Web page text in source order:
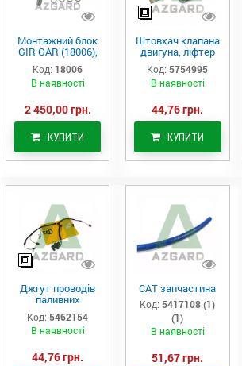
Монтажний блок
GIR GAR (18006),
Аналог
Код: 18006
В наявності
2 450,00 грн.
КУПИТИ
Штовхач клапана
двигуна, ліфтер
(575-4995)
Код: 5754995
В наявності
44,76 грн.
КУПИТИ
Джгут проводів
паливних
форсунок CAT
C7/C9 (546-2154)
Код: 5462154
В наявності
44,76 грн.
САТ запчастина
Код: 5417108 (1)
(1)
В наявності
51,67 грн.